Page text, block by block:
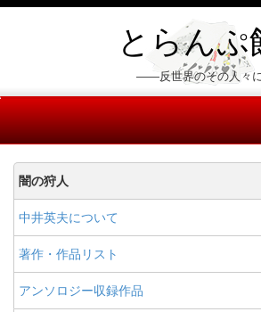
とらんぷ
――反世界のその人々
闇の狩人
中井英夫について
著作・作品リスト
アンソロジー収録作品